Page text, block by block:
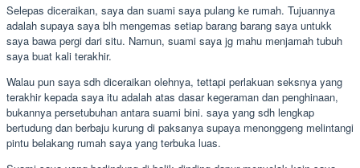
Selepas diceraikan, saya dan suami saya pulang ke rumah. Tujuannya
adalah supaya saya blh mengemas setiap barang barang saya untukk
saya bawa pergi dari situ. Namun, suami saya jg mahu menjamah tubuh
saya buat kali terakhir.
Walau pun saya sdh diceraikan olehnya, tettapi perlakuan seksnya yang
terakhir kepada saya itu adalah atas dasar kegeraman dan penghinaan,
bukannya persetubuhan antara suami bini. saya yang sdh lengkap
bertudung dan berbaju kurung di paksanya supaya menonggeng melintangi
pintu belakang rumah saya yang terbuka luas.